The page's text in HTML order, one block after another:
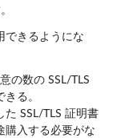
できるようにな
の数の SSL/TLS
る。
SSL/TLS 証明書
購入する必要がな